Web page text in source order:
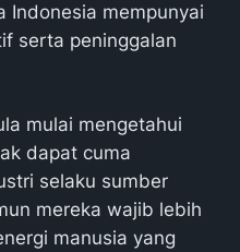
Indonesia mempunyai
serta peninggalan
mulai mengetahui
dapat cuma
selaku sumber
mereka wajib lebih
manusia yang